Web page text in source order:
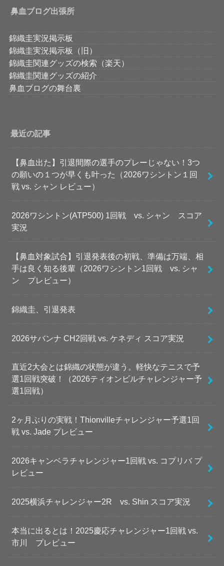
鼻血ブログ出張所
錦織圭実況掲示板
錦織圭実況掲示板（旧）
錦織圭関連グッズの検索（楽天）
錦織圭関連グッズの紹介
鼻血ブログの舞台裏
最近の記事
【鼻血出た】引退間際の選手のプレーじゃない！3つ
の願いの１つが早くも叶った（2026ワシントン１回
戦 vs. シャン レビュー）
2026ワシントン(ATP500) 1回戦 vs. シャン スコア
実況
【鼻血対象試合】引退発表後の初戦、準備は万端、相
手は良く知る後輩（2026ワシントン1回戦 vs. シャ
ン プレビュー）
錦織圭、引退発表
2026サバンナ CH2回戦 vs. ケネディ スコア実況
直近2大会とは錦織の状態が違う。軽快なテニスで予
選1回戦突破！（2026ティオンビルチャレンジャー予
選1回戦）
2ヶ月ぶりの実戦！Thionvilleチャレンジャー予選1回
戦 vs. Jade プレビュー
2026キャンベラチャレンジャー1回戦 vs. コプリバ プ
レビュー
2025横浜チャレンジャー2R vs. Shin スコア実況
本当に出るとは！2025慶応チャレンジャー1回戦 vs.
市川 プレビュー